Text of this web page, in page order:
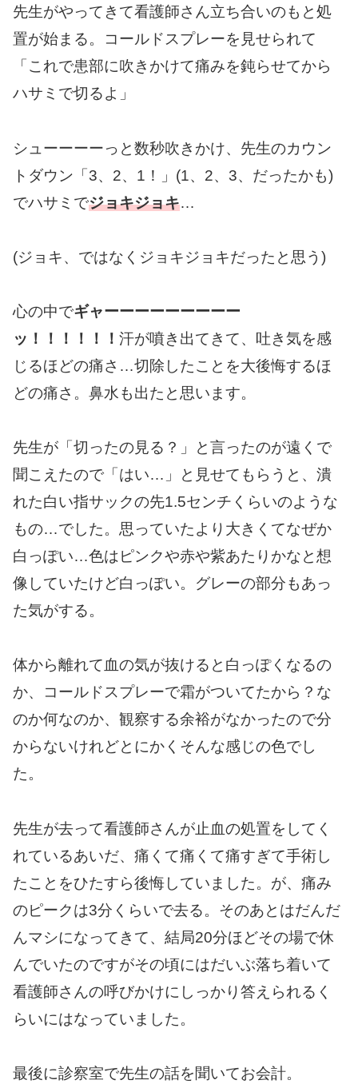
先生がやってきて看護師さん立ち合いのもと処
置が始まる。コールドスプレーを見せられて
「これで患部に吹きかけて痛みを鈍らせてから
ハサミで切るよ」
シューーーーっと数秒吹きかけ、先生のカウン
トダウン「3、2、1！」(1、2、3、だったかも)
でハサミでジョキジョキ…
(ジョキ、ではなくジョキジョキだったと思う)
心の中でギャーーーーーーーーー
ッ！！！！！！ 汗が噴き出てきて、吐き気を感
じるほどの痛さ…切除したことを大後悔するほ
どの痛さ。鼻水も出たと思います。
先生が「切ったの見る？」と言ったのが遠くで
聞こえたので「はい…」と見せてもらうと、潰
れた白い指サックの先1.5センチくらいのような
もの…でした。思っていたより大きくてなぜか
白っぽい…色はピンクや赤や紫あたりかなと想
像していたけど白っぽい。グレーの部分もあっ
た気がする。
体から離れて血の気が抜けると白っぽくなるの
か、コールドスプレーで霜がついてたから？な
のか何なのか、観察する余裕がなかったので分
からないけれどとにかくそんな感じの色でし
た。
先生が去って看護師さんが止血の処置をしてく
れているあいだ、痛くて痛くて痛すぎて手術し
たことをひたすら後悔していました。が、痛み
のピークは3分くらいで去る。そのあとはだんだ
んマシになってきて、結局20分ほどその場で休
んでいたのですがその頃にはだいぶ落ち着いて
看護師さんの呼びかけにしっかり答えられるく
らいにはなっていました。
最後に診察室で先生の話を聞いてお会計。